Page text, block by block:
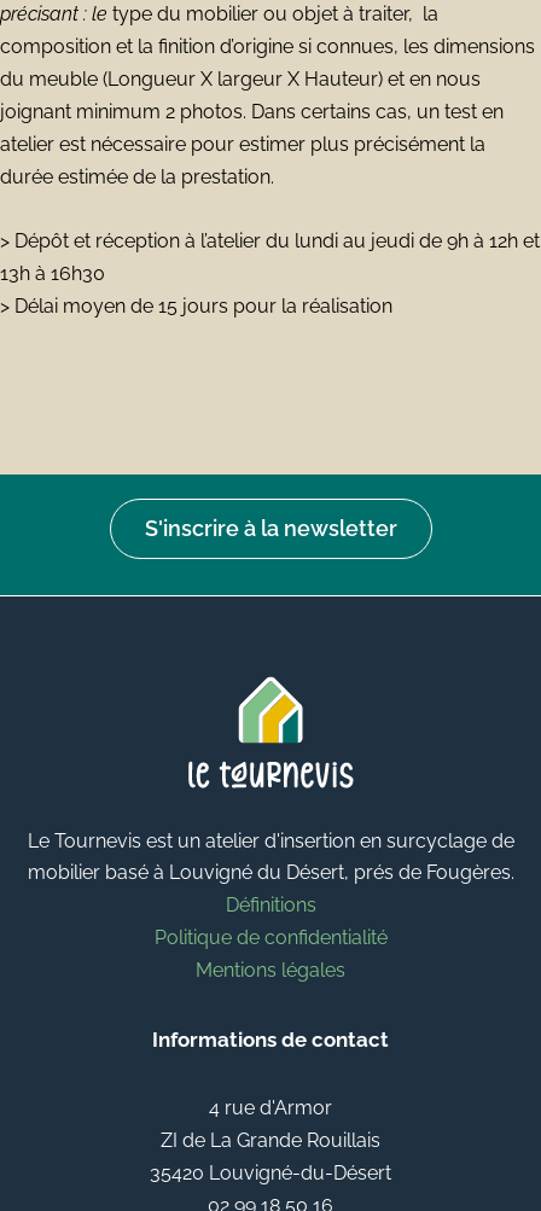
précisant : le type du mobilier ou objet à traiter, la
composition et la finition d’origine si connues, les dimensions
du meuble (Longueur X largeur X Hauteur) et en nous
joignant minimum 2 photos. Dans certains cas, un test en
atelier est nécessaire pour estimer plus précisément la
durée estimée de la prestation.
> Dépôt et réception à l’atelier du lundi au jeudi de 9h à 12h et
13h à 16h30
> Délai moyen de 15 jours pour la réalisation
S'inscrire à la newsletter
Le Tournevis est un atelier d'insertion en surcyclage de
mobilier basé à Louvigné du Désert, prés de Fougères.
Définitions
Politique de confidentialité
Mentions légales
Informations de contact
4 rue d'Armor
ZI de La Grande Rouillais
35420 Louvigné-du-Désert
02 99 18 50 16